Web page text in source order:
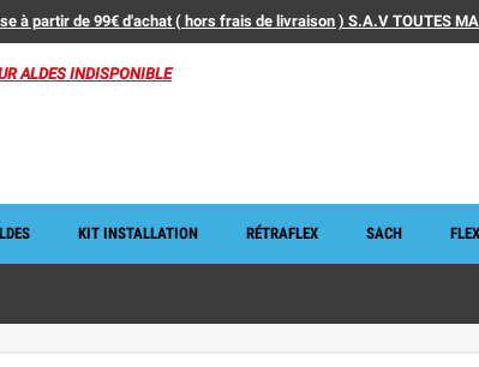
à partir de 99€ d'achat ( hors frais de livraison ) S.A.V TOUTES
ALDES INDISPONIBLE
KIT INSTALLATION RÉTRAFLEX SACH